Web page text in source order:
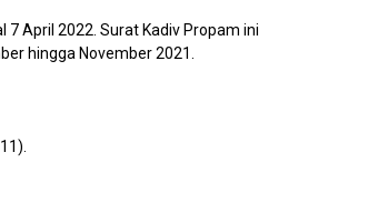
April 2022. Surat Kadiv Propam ini
hingga November 2021.